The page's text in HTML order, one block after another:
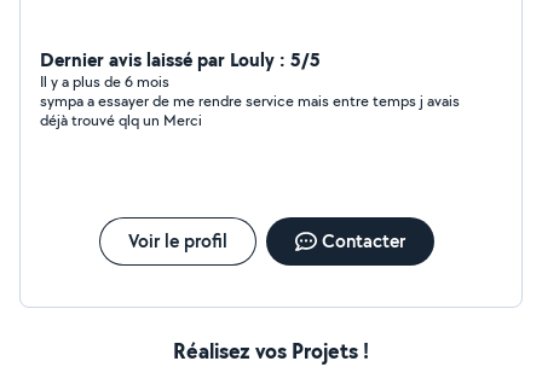
Dernier avis laissé par Louly : 5/5
Il y a plus de 6 mois
sympa a essayer de me rendre service mais entre temps j avais
déjà trouvé qlq un Merci
Voir le profil Contacter
Réalisez vos Projets !